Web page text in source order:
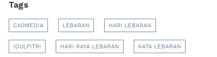
Tags
CXOMEDIA LEBARAN HARI LEBARAN
IDULFITRI HARI RAYA LEBARAN KATA LEBARAN